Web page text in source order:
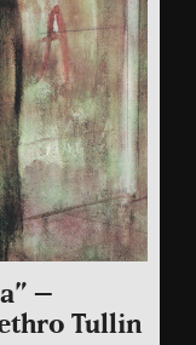
–
Tullin